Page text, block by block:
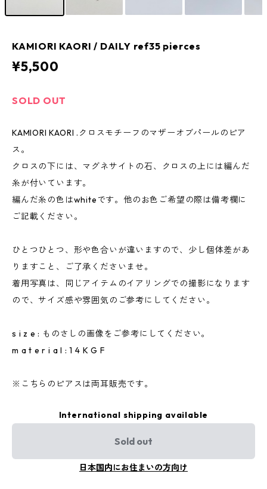
KAMIORI KAORI / DAILY ref35 pierces
¥5,500
SOLD OUT
KAMIORI KAORI .クロスモチーフのマザーオブパールのピア
ス。
クロスの下には、マグネサイトの石、クロスの上には編んだ
糸が付いています。
編んだ糸の色はwhiteです。他のお色ご希望の際は備考欄に
ご記載ください。
ひとつひとつ、形や色合いが違いますので、少し個体差があ
りますこと、ご了承くださいませ。
着用写真は、同じアイテムのイアリングでの撮影になります
ので、サイズ感や雰囲気のご参考にしてください。
s i z e : ものさしの画像をご参考にしてください。
m a t e r i a l : 1 4 K G F
※こちらのピアスは両耳販売です。
International shipping available
Sold out
日本国内にお住まいの方向け